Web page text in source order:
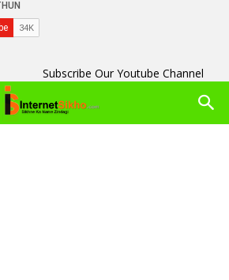
Subscribe Our Youtube Channel